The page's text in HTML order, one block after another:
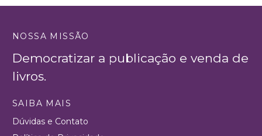
NOSSA MISSÃO
Democratizar a publicação e venda de
livros.
SAIBA MAIS
Dúvidas e Contato